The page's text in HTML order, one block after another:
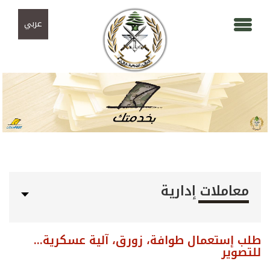
عربي
معاملات إدارية
طلب إستعمال طوافة، زورق، آلية عسكرية...
للتصوير